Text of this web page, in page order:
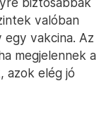
valóban
vakcina. Az
megjelennek a
azok elég jó